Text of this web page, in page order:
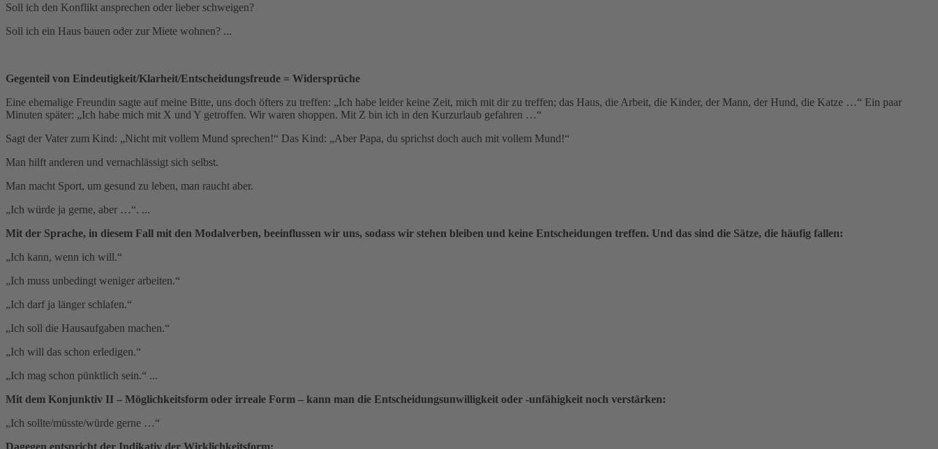
Soll ich den Konflikt ansprechen oder lieber schweigen?
Soll ich ein Haus bauen oder zur Miete wohnen? ...
Gegenteil von Eindeutigkeit/Klarheit/Entscheidungsfreude = Widersprüche
Eine ehemalige Freundin sagte auf meine Bitte, uns doch öfters zu treffen: „Ich habe leider keine Zeit, mich mit dir zu treffen; das Haus, die Arbeit, die Kinder, der Mann, der Hund, die Katze …“ Ein paar
Minuten später: „Ich habe mich mit X und Y getroffen. Wir waren shoppen. Mit Z bin ich in den Kurzurlaub gefahren …“
Sagt der Vater zum Kind: „Nicht mit vollem Mund sprechen!“ Das Kind: „Aber Papa, du sprichst doch auch mit vollem Mund!“
Man hilft anderen und vernachlässigt sich selbst.
Man macht Sport, um gesund zu leben, man raucht aber.
„Ich würde ja gerne, aber …“. ...
Mit der Sprache, in diesem Fall mit den Modalverben, beeinflussen wir uns, sodass wir stehen bleiben und keine Entscheidungen treffen. Und das sind die Sätze, die häufig fallen:
„Ich kann, wenn ich will.“
„Ich muss unbedingt weniger arbeiten.“
„Ich darf ja länger schlafen.“
„Ich soll die Hausaufgaben machen.“
„Ich will das schon erledigen.“
„Ich mag schon pünktlich sein.“ ...
Mit dem Konjunktiv II – Möglichkeitsform oder irreale Form – kann man die Entscheidungsunwilligkeit oder -unfähigkeit noch verstärken:
„Ich sollte/müsste/würde gerne …“
Dagegen entspricht der Indikativ der Wirklichkeitsform: